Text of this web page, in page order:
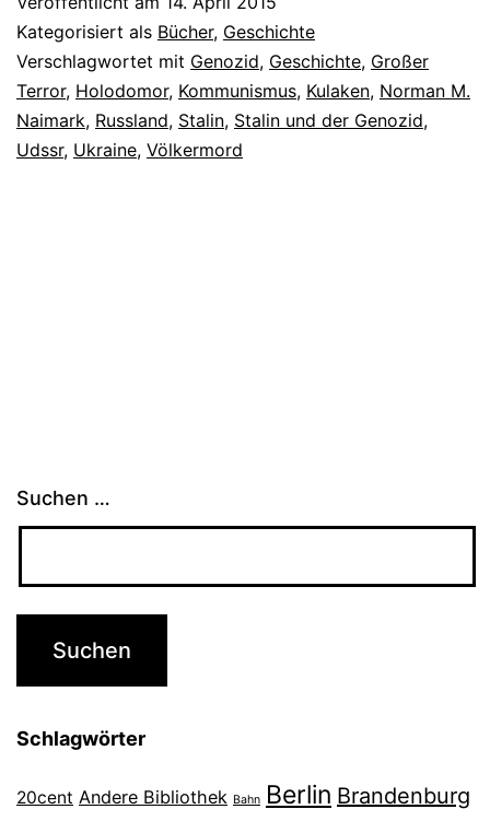
Kategorisiert als Bücher, Geschichte
Verschlagwortet mit Genozid, Geschichte, Großer
Terror, Holodomor, Kommunismus, Kulaken, Norman M.
Naimark, Russland, Stalin, Stalin und der Genozid,
Udssr, Ukraine, Völkermord
Suchen …
Schlagwörter
20cent Andere Bibliothek Bahn Berlin Brandenburg